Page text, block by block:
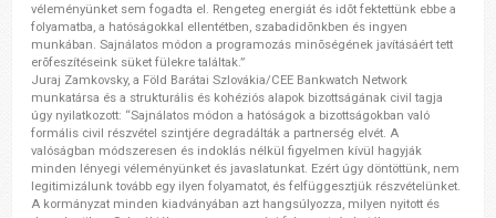
véleményünket sem fogadta el. Rengeteg energiát és idõt fektettünk ebbe a
folyamatba, a hatóságokkal ellentétben, szabadidõnkben és ingyen
munkában. Sajnálatos módon a programozás minõségének javításáért tett
erõfeszítéseink süket fülekre találtak.”
Juraj Zamkovsky, a Föld Barátai Szlovákia/CEE Bankwatch Network
munkatársa és a strukturális és kohéziós alapok bizottságának civil tagja
úgy nyilatkozott: “Sajnálatos módon a hatóságok a bizottságokban való
formális civil részvétel szintjére degradálták a partnerség elvét. A
valóságban módszeresen és indoklás nélkül figyelmen kívül hagyják
minden lényegi véleményünket és javaslatunkat. Ezért úgy döntöttünk, nem
legitimizálunk tovább egy ilyen folyamatot, és felfüggesztjük részvételünket.
A kormányzat minden kiadványában azt hangsúlyozza, milyen nyitott és